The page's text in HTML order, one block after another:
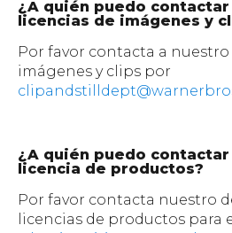
¿A quién puedo
licencias de imágenes y
Por favor contacta a
imágenes y clips por
¿A quién puedo
licencia de productos?
Por favor contacta nuestro
licencias de productos para